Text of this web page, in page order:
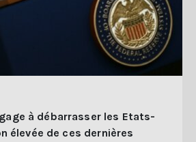
à débarrasser les Etats-
élevée de ces dernières